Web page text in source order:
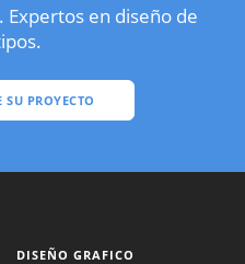
en diseño de
SU PROYECTO
DISEÑO GRAFICO